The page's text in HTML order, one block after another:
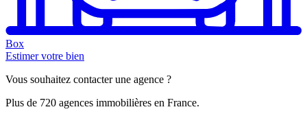
Box
Estimer votre bien
Vous souhaitez contacter une agence ?
Plus de 720 agences immobilières en France.